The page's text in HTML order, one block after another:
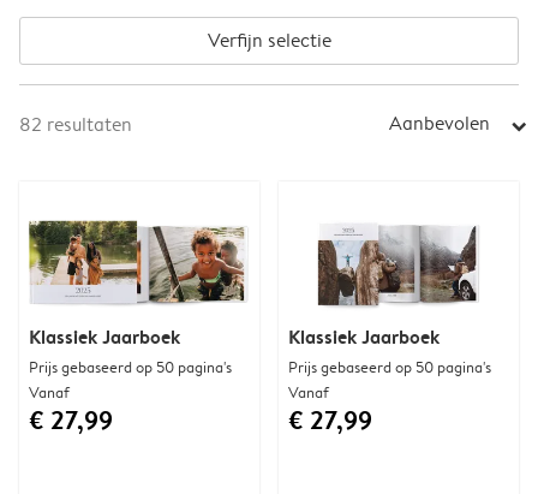
Verfijn selectie
82 resultaten Aanbevolen arrow_right
Klassiek Jaarboek
Prijs gebaseerd op 50 pagina's
Vanaf
€ 27,99
Klassiek Jaarboek
Prijs gebaseerd op 50 pagina's
Vanaf
€ 27,99